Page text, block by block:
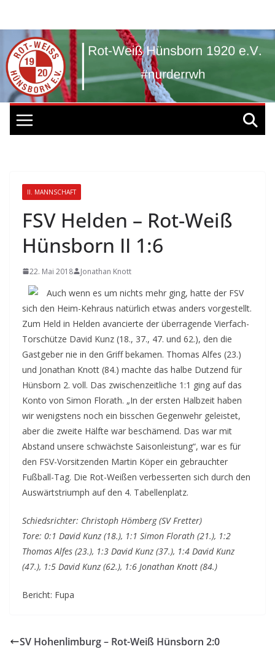
springen
II. MANNSCHAFT
FSV Helden – Rot-Weiß
Hünsborn II 1:6
22. Mai 2018 Jonathan Knott
Auch wenn es um nichts mehr ging, hatte der FSV
sich den Heim-Kehraus natürlich etwas anders vorgestellt.
Zum Held in Helden avancierte der überragende Vierfach-
Torschütze David Kunz (18., 37., 47. und 62.), den die
Gastgeber nie in den Griff bekamen. Thomas Alfes (23.)
und Jonathan Knott (84.) machte das halbe Dutzend für
Hünsborn 2. voll. Das zwischenzeitliche 1:1 ging auf das
Konto von Simon Florath. „In der ersten Halbzeit haben
wir wenigstens noch ein bisschen Gegenwehr geleistet,
aber die zweite Hälfte war beschämend. Das war mit
Abstand unsere schwächste Saisonleistung“, war es für
den FSV-Vorsitzenden Martin Köper ein gebrauchter
Fußball-Tag. Die Rot-Weißen verbesserten sich durch den
Auswärtstriumph auf den 4. Tabellenplatz.
Schiedsrichter: Christoph Hömberg (SV Fretter)
Tore: 0:1 David Kunz (18.), 1:1 Simon Florath (21.), 1:2
Thomas Alfes (23.), 1:3 David Kunz (37.), 1:4 David Kunz
(47.), 1:5 David Kunz (62.), 1:6 Jonathan Knott (84.)
Bericht: Fupa
SV Hohenlimburg – Rot-Weiß Hünsborn 2:0